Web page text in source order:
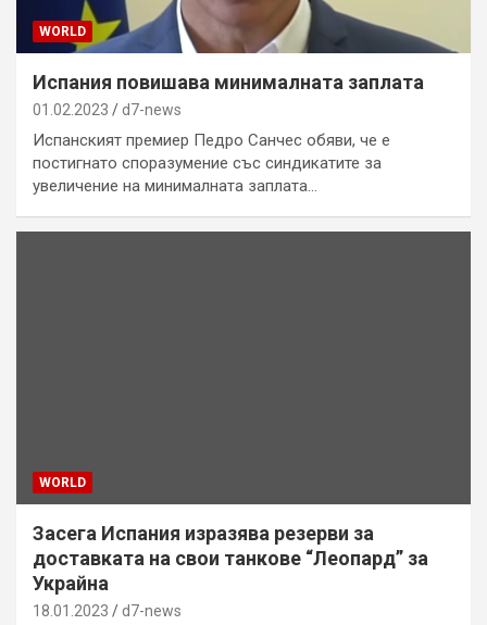
WORLD
Испания повишава минималната заплата
01.02.2023 d7-news
Испанският премиер Педро Санчес обяви, че е
постигнато споразумение със синдикатите за
увеличение на минималната заплата…
WORLD
Засега Испания изразява резерви за
доставката на свои танкове “Леопард” за
Украйна
18.01.2023 d7-news